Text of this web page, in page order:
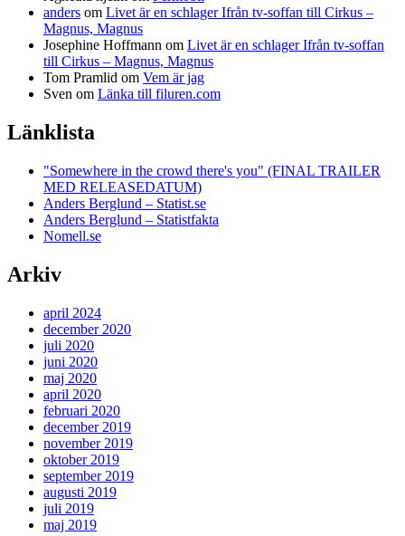
anders om Livet är en schlager Ifrån tv-soffan till Cirkus –
Magnus, Magnus
Josephine Hoffmann om Livet är en schlager Ifrån tv-soffan
till Cirkus – Magnus, Magnus
Tom Pramlid om Vem är jag
Sven om Länka till filuren.com
Länklista
"Somewhere in the crowd there's you" (FINAL TRAILER
MED RELEASEDATUM)
Anders Berglund – Statist.se
Anders Berglund – Statistfakta
Nomell.se
Arkiv
april 2024
december 2020
juli 2020
juni 2020
maj 2020
april 2020
februari 2020
december 2019
november 2019
oktober 2019
september 2019
augusti 2019
juli 2019
maj 2019